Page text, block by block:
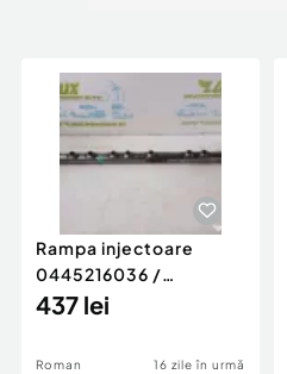
Rampa injectoare
0445216036 /
780542302 3.0 d 313
437 lei
Roman 16 zile în urmă